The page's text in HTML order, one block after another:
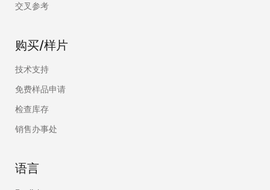
交叉参考
购买/样片
技术支持
免费样品申请
检查库存
销售办事处
语言